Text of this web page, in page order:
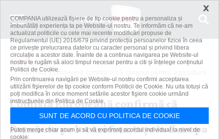
Acasă
Știri
Comisia Europeană confirmă că sprijinul pentru agricultură
menţine...
Comisia Europeană confirmă că
sprijinul pentru agricultură menţine
România pe locuri fruntaşe în Europa
×
COMPANIA utilizează fişiere de tip cookie pentru a personaliza și
îmbunătăți experiența ta pe Website-ul nostru. Te informăm că ne-am
actualizat politicile cu cele mai recente modificări propuse de
Regulamentul (UE) 2016/679 privind protecția persoanelor fizice în ceea
ce privește prelucrarea datelor cu caracter personal și privind libera
circulație a acestor date. Înainte de a continua navigarea pe Website-ul
nostru te rugăm să aloci timpul necesar pentru a citi și înțelege conținutul
Politicii de Cookie.
Prin continuarea navigării pe Website-ul nostru confirmi acceptarea
utilizării fişierelor de tip cookie conform Politicii de Cookie. Nu uita totuși că
poți modifica în orice moment setările acestor fişiere cookie urmând
instrucțiunile din Politica de Cookie.
SUNT DE ACORD CU POLITICA DE COOKIE
Puteți merge chiar acum și să vă exprimați acordul individual la nivel de
cookie: